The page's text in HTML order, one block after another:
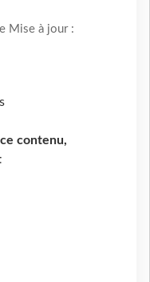
Mise à jour :
contenu,